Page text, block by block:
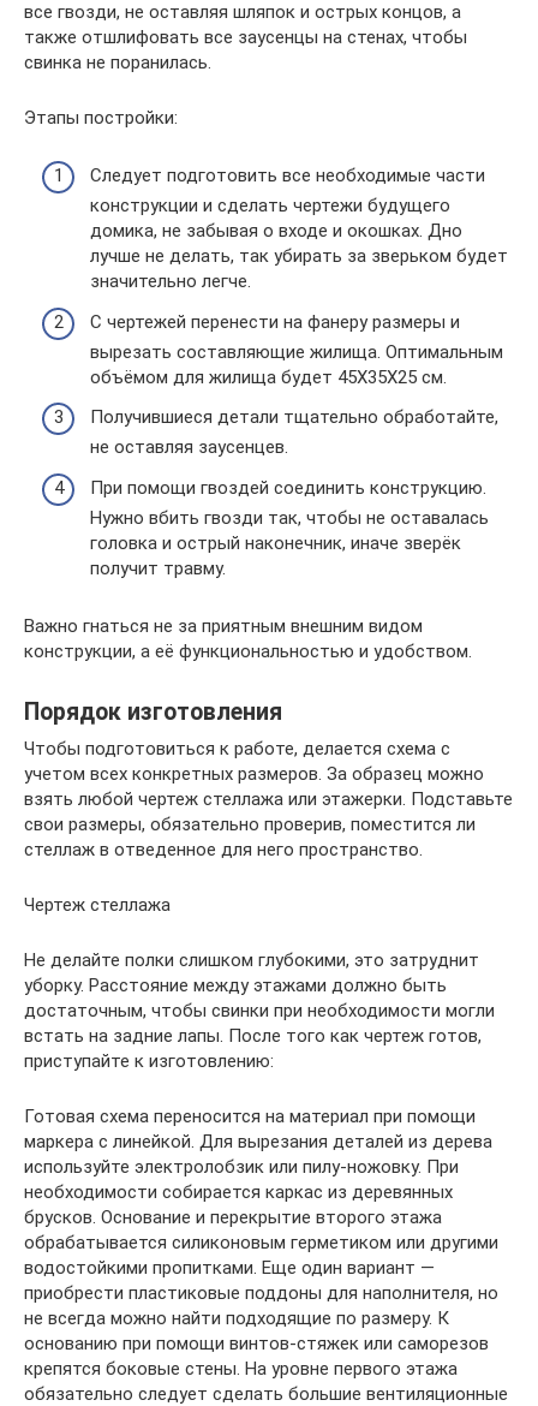
все гвозди, не оставляя шляпок и острых концов, а
также отшлифовать все заусенцы на стенах, чтобы
свинка не поранилась.
Этапы постройки:
Следует подготовить все необходимые части
конструкции и сделать чертежи будущего
домика, не забывая о входе и окошках. Дно
лучше не делать, так убирать за зверьком будет
значительно легче.
С чертежей перенести на фанеру размеры и
вырезать составляющие жилища. Оптимальным
объёмом для жилища будет 45X35X25 см.
Получившиеся детали тщательно обработайте,
не оставляя заусенцев.
При помощи гвоздей соединить конструкцию.
Нужно вбить гвозди так, чтобы не оставалась
головка и острый наконечник, иначе зверёк
получит травму.
Важно гнаться не за приятным внешним видом
конструкции, а её функциональностью и удобством.
Порядок изготовления
Чтобы подготовиться к работе, делается схема с
учетом всех конкретных размеров. За образец можно
взять любой чертеж стеллажа или этажерки. Подставьте
свои размеры, обязательно проверив, поместится ли
стеллаж в отведенное для него пространство.
Чертеж стеллажа
Не делайте полки слишком глубокими, это затруднит
уборку. Расстояние между этажами должно быть
достаточным, чтобы свинки при необходимости могли
встать на задние лапы. После того как чертеж готов,
приступайте к изготовлению:
Готовая схема переносится на материал при помощи
маркера с линейкой. Для вырезания деталей из дерева
используйте электролобзик или пилу-ножовку. При
необходимости собирается каркас из деревянных
брусков. Основание и перекрытие второго этажа
обрабатывается силиконовым герметиком или другими
водостойкими пропитками. Еще один вариант —
приобрести пластиковые поддоны для наполнителя, но
не всегда можно найти подходящие по размеру. К
основанию при помощи винтов-стяжек или саморезов
крепятся боковые стены. На уровне первого этажа
обязательно следует сделать большие вентиляционные